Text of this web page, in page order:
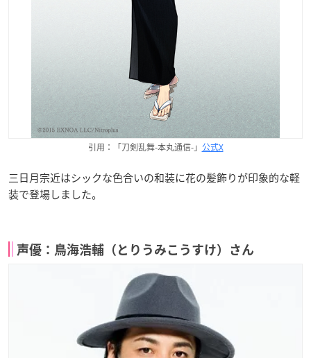
引用：「刀剣乱舞-本丸通信-」 公式X
三日月宗近はシックな色合いの和装に花の髪飾りが印象的な軽
装で登場しました。
声優：鳥海浩輔（とりうみこうすけ）さん